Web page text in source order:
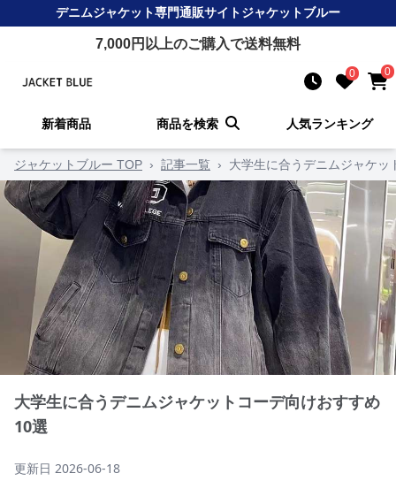
デニムジャケット専門通販サイトジャケットブルー
7,000円以上のご購入で送料無料
0 0
新着商品 商品を検索 人気ランキング
ジャケットブルー TOP › 記事一覧 › 大学生に合うデニムジャケ
大学生に合うデニムジャケットコーデ向けおすすめ
10選
更新日 2026-06-18